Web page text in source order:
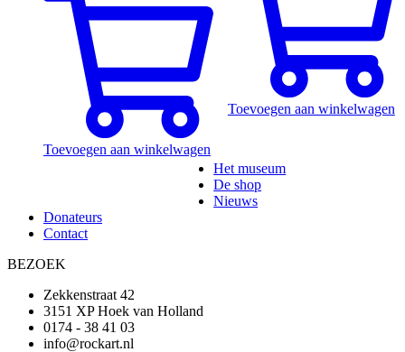
Toevoegen aan winkelwagen
Toevoegen aan winkelwagen
Het museum
De shop
Nieuws
Donateurs
Contact
BEZOEK
Zekkenstraat 42
3151 XP Hoek van Holland
0174 - 38 41 03
info@rockart.nl